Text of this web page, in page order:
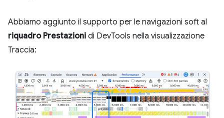
Abbiamo aggiunto il supporto per le navigazioni soft al
riquadro Prestazioni di DevTools nella visualizzazione
Traccia: